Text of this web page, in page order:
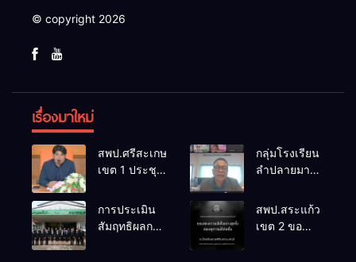
© copyright 2026
เรื่องมาใหม่
สพป.ศรีสะเกษ
เขต 1 ประชุม
จัดการ
แข่งขันงาน
ศิลปหัตถกรรม
กลุ่มโรงเรียน
ลำปลายมาศ
เคลื่อน RT,
NT, O-NET
การประเมิน
สัมฤทธิผลการ
สพป.สระแก้ว
เขต 2 ขอ